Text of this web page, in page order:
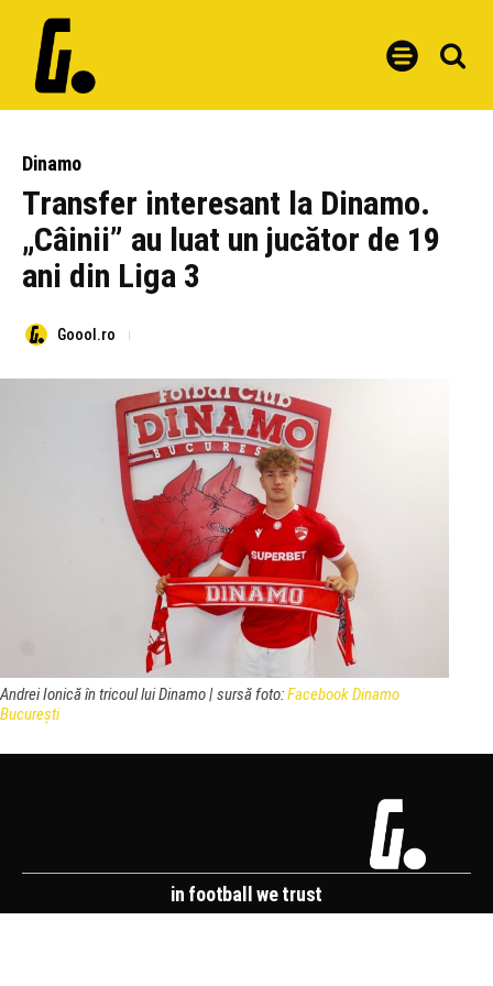
Dinamo
Transfer interesant la Dinamo.
„Câinii” au luat un jucător de 19
ani din Liga 3
Goool.ro
Andrei Ionică în tricoul lui Dinamo | sursă foto:Facebook Dinamo
București
in football we trust